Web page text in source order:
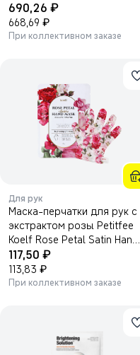
690,26 ₽
668,69 ₽
При коллективном заказе
Для рук
Маска-перчатки для рук с
экстрактом розы Petitfee
Koelf Rose Petal Satin Hand
Mask 16г.
117,50 ₽
113,83 ₽
При коллективном заказе